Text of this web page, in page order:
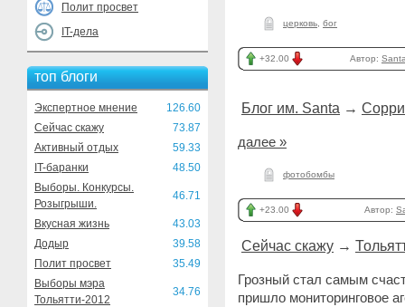
Полит просвет
IT-дела
топ блоги
Экспертное мнение
126.60
Сейчас скажу
73.87
Активный отдых
59.33
IT-баранки
48.50
Выборы. Конкурсы.
Розыгрыши.
46.71
Вкусная жизнь
43.03
Додыр
39.58
Полит просвет
35.49
Выборы мэра
Тольятти-2012
34.76
церковь бог
+32.00 Автор:
Блог им. Santa → Сорри
далее »
фотобомбы
+23.00 Автор:
Сейчас скажу →
Грозный стал самым
пришло мониторинговое